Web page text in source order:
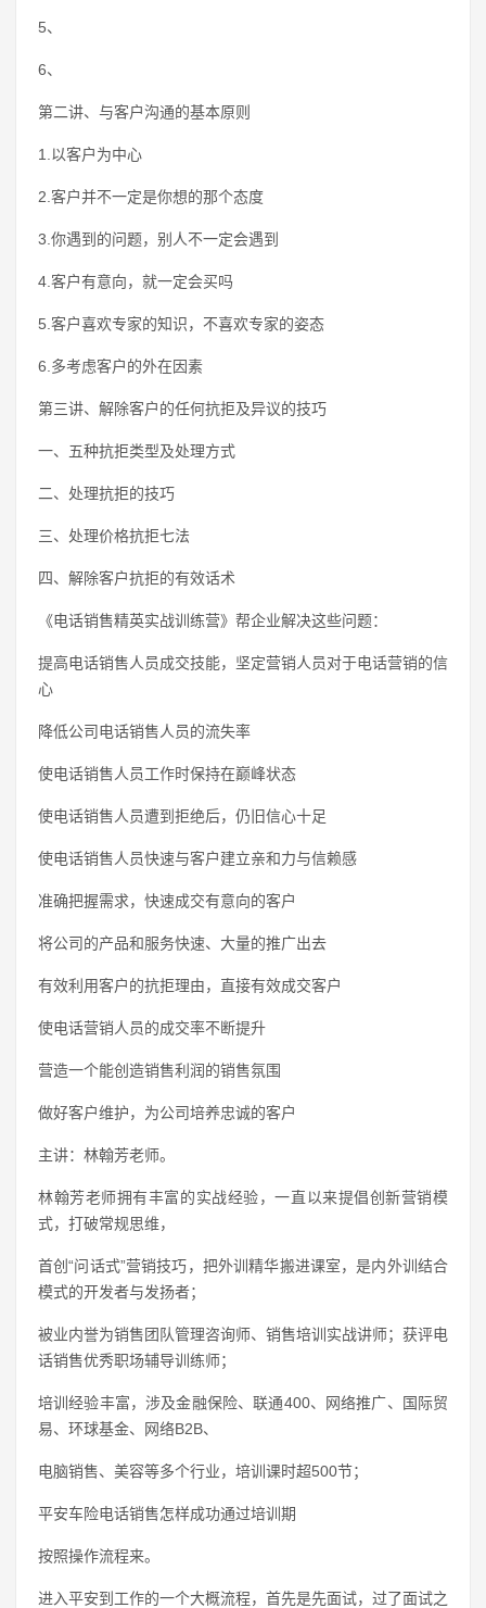
5、
6、
第二讲、与客户沟通的基本原则
1.以客户为中心
2.客户并不一定是你想的那个态度
3.你遇到的问题，别人不一定会遇到
4.客户有意向，就一定会买吗
5.客户喜欢专家的知识，不喜欢专家的姿态
6.多考虑客户的外在因素
第三讲、解除客户的任何抗拒及异议的技巧
一、五种抗拒类型及处理方式
二、处理抗拒的技巧
三、处理价格抗拒七法
四、解除客户抗拒的有效话术
《电话销售精英实战训练营》帮企业解决这些问题：
提高电话销售人员成交技能，坚定营销人员对于电话营销的信
心
降低公司电话销售人员的流失率
使电话销售人员工作时保持在巅峰状态
使电话销售人员遭到拒绝后，仍旧信心十足
使电话销售人员快速与客户建立亲和力与信赖感
准确把握需求，快速成交有意向的客户
将公司的产品和服务快速、大量的推广出去
有效利用客户的抗拒理由，直接有效成交客户
使电话营销人员的成交率不断提升
营造一个能创造销售利润的销售氛围
做好客户维护，为公司培养忠诚的客户
主讲：林翰芳老师。
林翰芳老师拥有丰富的实战经验，一直以来提倡创新营销模
式，打破常规思维，
首创“问话式”营销技巧，把外训精华搬进课室，是内外训结合
模式的开发者与发扬者；
被业内誉为销售团队管理咨询师、销售培训实战讲师；获评电
话销售优秀职场辅导训练师；
培训经验丰富，涉及金融保险、联通400、网络推广、国际贸
易、环球基金、网络B2B、
电脑销售、美容等多个行业，培训课时超500节；
平安车险电话销售怎样成功通过培训期
按照操作流程来。
进入平安到工作的一个大概流程，首先是先面试，过了面试之